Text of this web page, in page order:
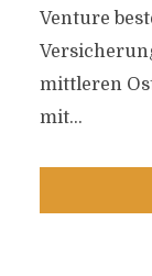
Venture
mittleren
mit...